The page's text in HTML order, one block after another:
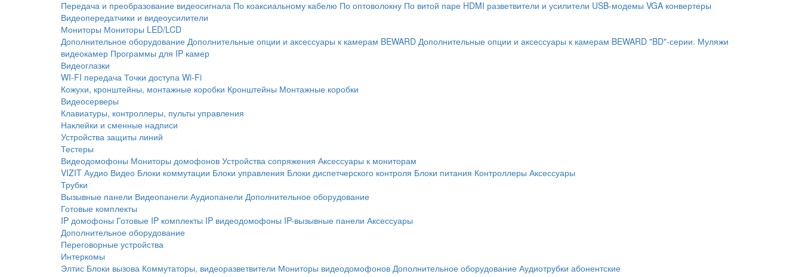
Передача и преобразование видеосигнала По коаксиальному кабелю По оптоволокну По витой паре HDMI разветвители и усилители USB-модемы VGA конвертеры
Видеопередатчики и видеоусилители
Мониторы Мониторы LED/LCD
Дополнительное оборудование Дополнительные опции и аксессуары к камерам BEWARD Дополнительные опции и аксессуары к камерам BEWARD "BD"-серии. Муляжи
видеокамер Программы для IP камер
Видеоглазки
WI-FI передача Точки доступа Wi-Fi
Кожухи, кронштейны, монтажные коробки Кронштейны Монтажные коробки
Видеосерверы
Клавиатуры, контроллеры, пульты управления
Наклейки и сменные надписи
Устройства защиты линий
Тестеры
Видеодомофоны Мониторы домофонов Устройства сопряжения Аксессуары к мониторам
VIZIT Аудио Видео Блоки коммутации Блоки управления Блоки диспетчерского контроля Блоки питания Контроллеры Аксессуары
Трубки
Вызывные панели Видеопанели Аудиопанели Дополнительное оборудование
Готовые комплекты
IP домофоны Готовые IP комплекты IP видеодомофоны IP-вызывные панели Аксессуары
Дополнительное оборудование
Переговорные устройства
Интеркомы
Элтис Блоки вызова Коммутаторы, видеоразветвители Мониторы видеодомофонов Дополнительное оборудование Аудиотрубки абонентские